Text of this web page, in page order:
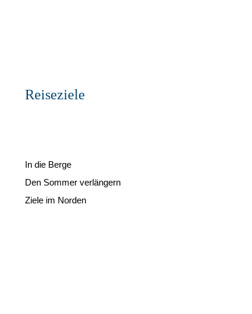
Reiseziele
In die Berge
Den Sommer verlängern
Ziele im Norden